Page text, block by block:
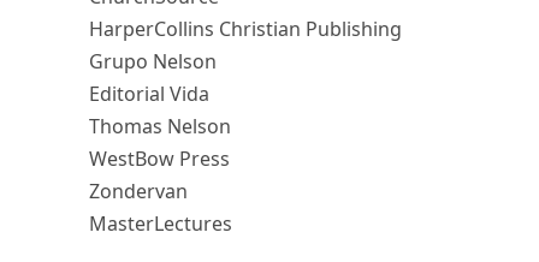
HarperCollins Christian Publishing
Grupo Nelson
Editorial Vida
Thomas Nelson
WestBow Press
Zondervan
MasterLectures